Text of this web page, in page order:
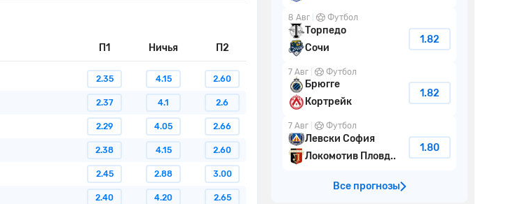
П1 Ничья П2
2.35 4.15 2.60
2.37 4.1 2.6
2.29 4.05 2.66
2.38 4.15 2.60
2.45 2.88 3.00
2.40 4.20 2.65
8 Авг Футбол
Торпедо
Сочи
1.82
7 Авг Футбол
Брюгге
Кортрейк
1.82
7 Авг Футбол
Левски София
Локомотив Пловд..
1.80
Все прогнозы